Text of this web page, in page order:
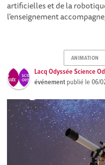
artificielles et de la
l’enseignement
ANIMATION
Lacq Odyssée Science
événement publié le06/